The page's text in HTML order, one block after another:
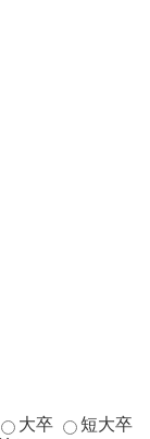
大卒
短大卒